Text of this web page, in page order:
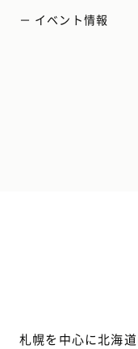
－ イベント情報
札幌を中心に北海